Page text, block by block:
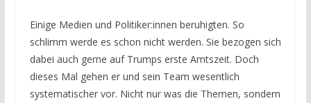
Einige Medien und Politiker:innen beruhigten. So
schlimm werde es schon nicht werden. Sie bezogen sich
dabei auch gerne auf Trumps erste Amtszeit. Doch
dieses Mal gehen er und sein Team wesentlich
systematischer vor. Nicht nur was die Themen, sondern